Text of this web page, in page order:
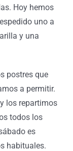
Hoy hemos
uno a
y una
postres que
a permitir.
los repartimos
todos los
es
habituales.